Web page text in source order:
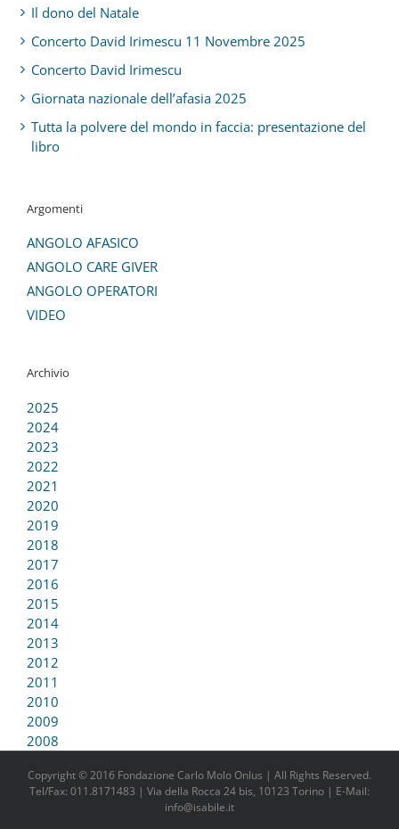
Il dono del Natale
Concerto David Irimescu 11 Novembre 2025
Concerto David Irimescu
Giornata nazionale dell’afasia 2025
Tutta la polvere del mondo in faccia: presentazione del
libro
Argomenti
ANGOLO AFASICO
ANGOLO CARE GIVER
ANGOLO OPERATORI
VIDEO
Archivio
2025
2024
2023
2022
2021
2020
2019
2018
2017
2016
2015
2014
2013
2012
2011
2010
2009
2008
Copyright © 2016 Fondazione Carlo Molo Onlus | All Rights Reserved.
Tel/Fax: 011.8171483 | Via della Rocca 24 bis, 10123 Torino | E-Mail:
info@isabile.it